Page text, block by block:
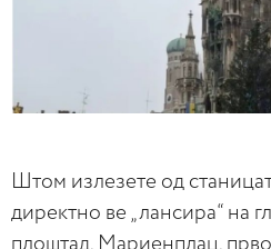
Штом излезете од
директно ве „лансира“ на
плоштад, Мариенплац, прво